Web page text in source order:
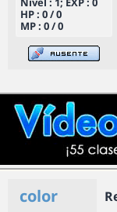
HP : 0 / 0
MP : 0 / 0
color